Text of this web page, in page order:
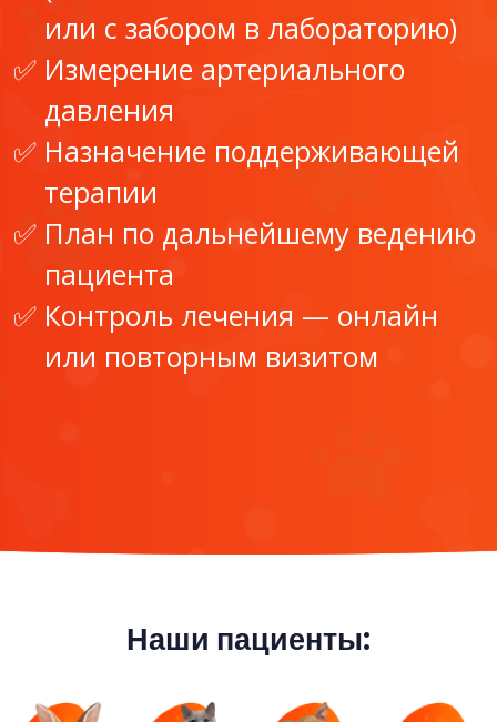
или с забором в лабораторию)
Измерение артериального
давления
Назначение поддерживающей
терапии
План по дальнейшему ведению
пациента
Контроль лечения — онлайн
или повторным визитом
Наши пациенты: